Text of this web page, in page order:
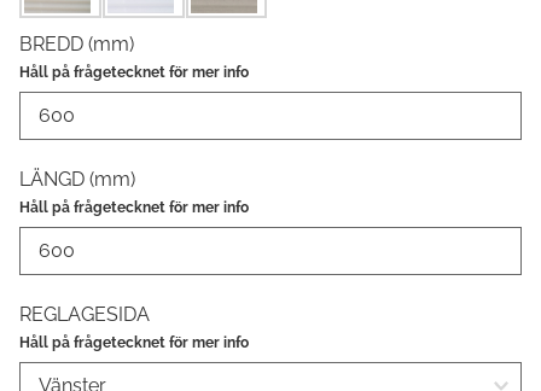
BREDD (mm)
LÄNGD (mm)
REGLAGESIDA